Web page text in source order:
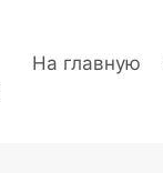
На главную